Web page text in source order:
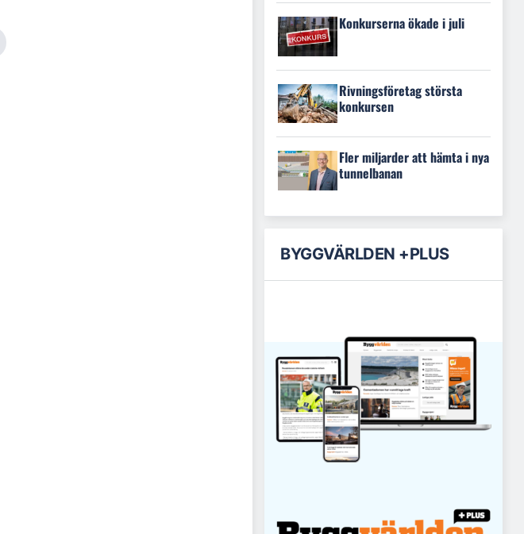
Konkurserna ökade i juli
Rivningsföretag största
konkursen
Fler miljarder att hämta i nya
tunnelbanan
BYGGVÄRLDEN +PLUS